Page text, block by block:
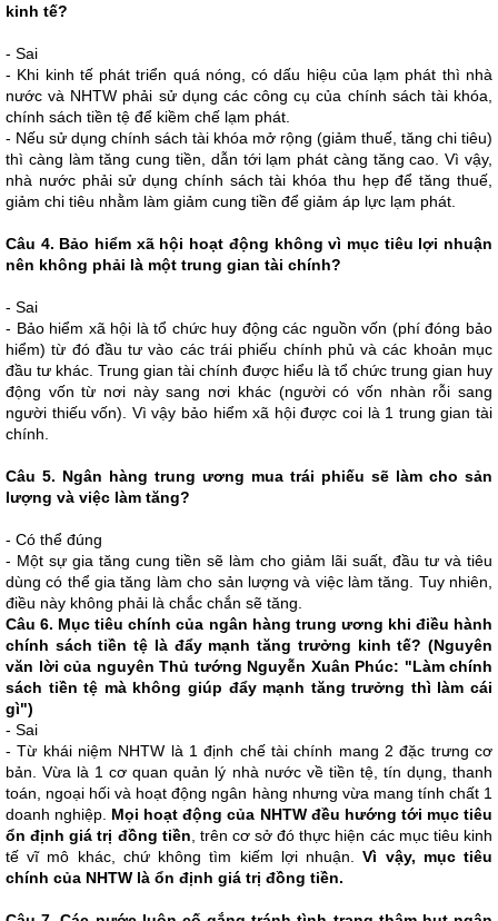
kinh tế?
- Sai
- Khi kinh tế phát triển quá nóng, có dấu hiệu của lạm phát thì nhà
nước và NHTW phải sử dụng các công cụ của chính sách tài khóa,
chính sách tiền tệ để kiềm chế lạm phát.
- Nếu sử dụng chính sách tài khóa mở rộng (giảm thuế, tăng chi tiêu)
thì càng làm tăng cung tiền, dẫn tới lạm phát càng tăng cao. Vì vậy,
nhà nước phải sử dụng chính sách tài khóa thu hẹp để tăng thuế,
giảm chi tiêu nhằm làm giảm cung tiền để giảm áp lực lạm phát.
Câu 4. Bảo hiểm xã hội hoạt động không vì mục tiêu lợi nhuận
nên không phải là một trung gian tài chính?
- Sai
- Bảo hiểm xã hội là tổ chức huy động các nguồn vốn (phí đóng bảo
hiểm) từ đó đầu tư vào các trái phiếu chính phủ và các khoản mục
đầu tư khác. Trung gian tài chính được hiểu là tổ chức trung gian huy
động vốn từ nơi này sang nơi khác (người có vốn nhàn rỗi sang
người thiếu vốn). Vì vậy bảo hiểm xã hội được coi là 1 trung gian tài
chính.
Câu 5. Ngân hàng trung ương mua trái phiếu sẽ làm cho sản
lượng và việc làm tăng?
- Có thể đúng
- Một sự gia tăng cung tiền sẽ làm cho giảm lãi suất, đầu tư và tiêu
dùng có thể gia tăng làm cho sản lượng và việc làm tăng. Tuy nhiên,
điều này không phải là chắc chắn sẽ tăng.
Câu 6. Mục tiêu chính của ngân hàng trung ương khi điều hành
chính sách tiền tệ là đẩy mạnh tăng trưởng kinh tế? (Nguyên
văn lời của nguyên Thủ tướng Nguyễn Xuân Phúc: "Làm chính
sách tiền tệ mà không giúp đẩy mạnh tăng trưởng thì làm cái
gì")
- Sai
- Từ khái niệm NHTW là 1 định chế tài chính mang 2 đặc trưng cơ
bản. Vừa là 1 cơ quan quản lý nhà nước về tiền tệ, tín dụng, thanh
toán, ngoại hối và hoạt động ngân hàng nhưng vừa mang tính chất 1
doanh nghiệp. Mọi hoạt động của NHTW đều hướng tới mục tiêu
ổn định giá trị đồng tiền , trên cơ sở đó thực hiện các mục tiêu kinh
tế vĩ mô khác, chứ không tìm kiếm lợi nhuận.Vì vậy, mục tiêu
chính của NHTW là ổn định giá trị đồng tiền.